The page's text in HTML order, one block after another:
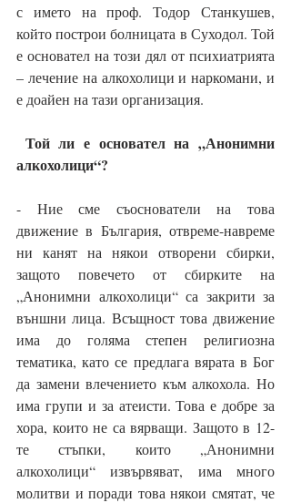
с името на проф. Тодор Станкушев,
който построи болницата в Суходол. Той
е основател на този дял от психиатрията
– лечение на алкохолици и наркомани, и
е доайен на тази организация.
Той ли е основател на „Анонимни
алкохолици“?
- Ние сме съоснователи на това
движение в България, отвреме-навреме
ни канят на някои отворени сбирки,
защото повечето от сбирките на
„Анонимни алкохолици“ са закрити за
външни лица. Всъщност това движение
има до голяма степен религиозна
тематика, като се предлага вярата в Бог
да замени влечението към алкохола. Но
има групи и за атеисти. Това е добре за
хора, които не са вярващи. Защото в 12-
те стъпки, които „Анонимни
алкохолици“ извървяват, има много
молитви и поради това някои смятат, че